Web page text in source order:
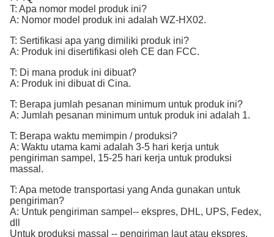
T: Apa nomor model produk ini?
A: Nomor model produk ini adalah WZ-HX02.
T: Sertifikasi apa yang dimiliki produk ini?
A: Produk ini disertifikasi oleh CE dan FCC.
T: Di mana produk ini dibuat?
A: Produk ini dibuat di Cina.
T: Berapa jumlah pesanan minimum untuk produk ini?
A: Jumlah pesanan minimum untuk produk ini adalah 1.
T: Berapa waktu memimpin / produksi?
A: Waktu utama kami adalah 3-5 hari kerja untuk
pengiriman sampel, 15-25 hari kerja untuk produksi
massal.
T: Apa metode transportasi yang Anda gunakan untuk
pengiriman?
A: Untuk pengiriman sampel-- ekspres, DHL, UPS, Fedex,
dll
Untuk produksi massal -- pengiriman laut atau ekspres,